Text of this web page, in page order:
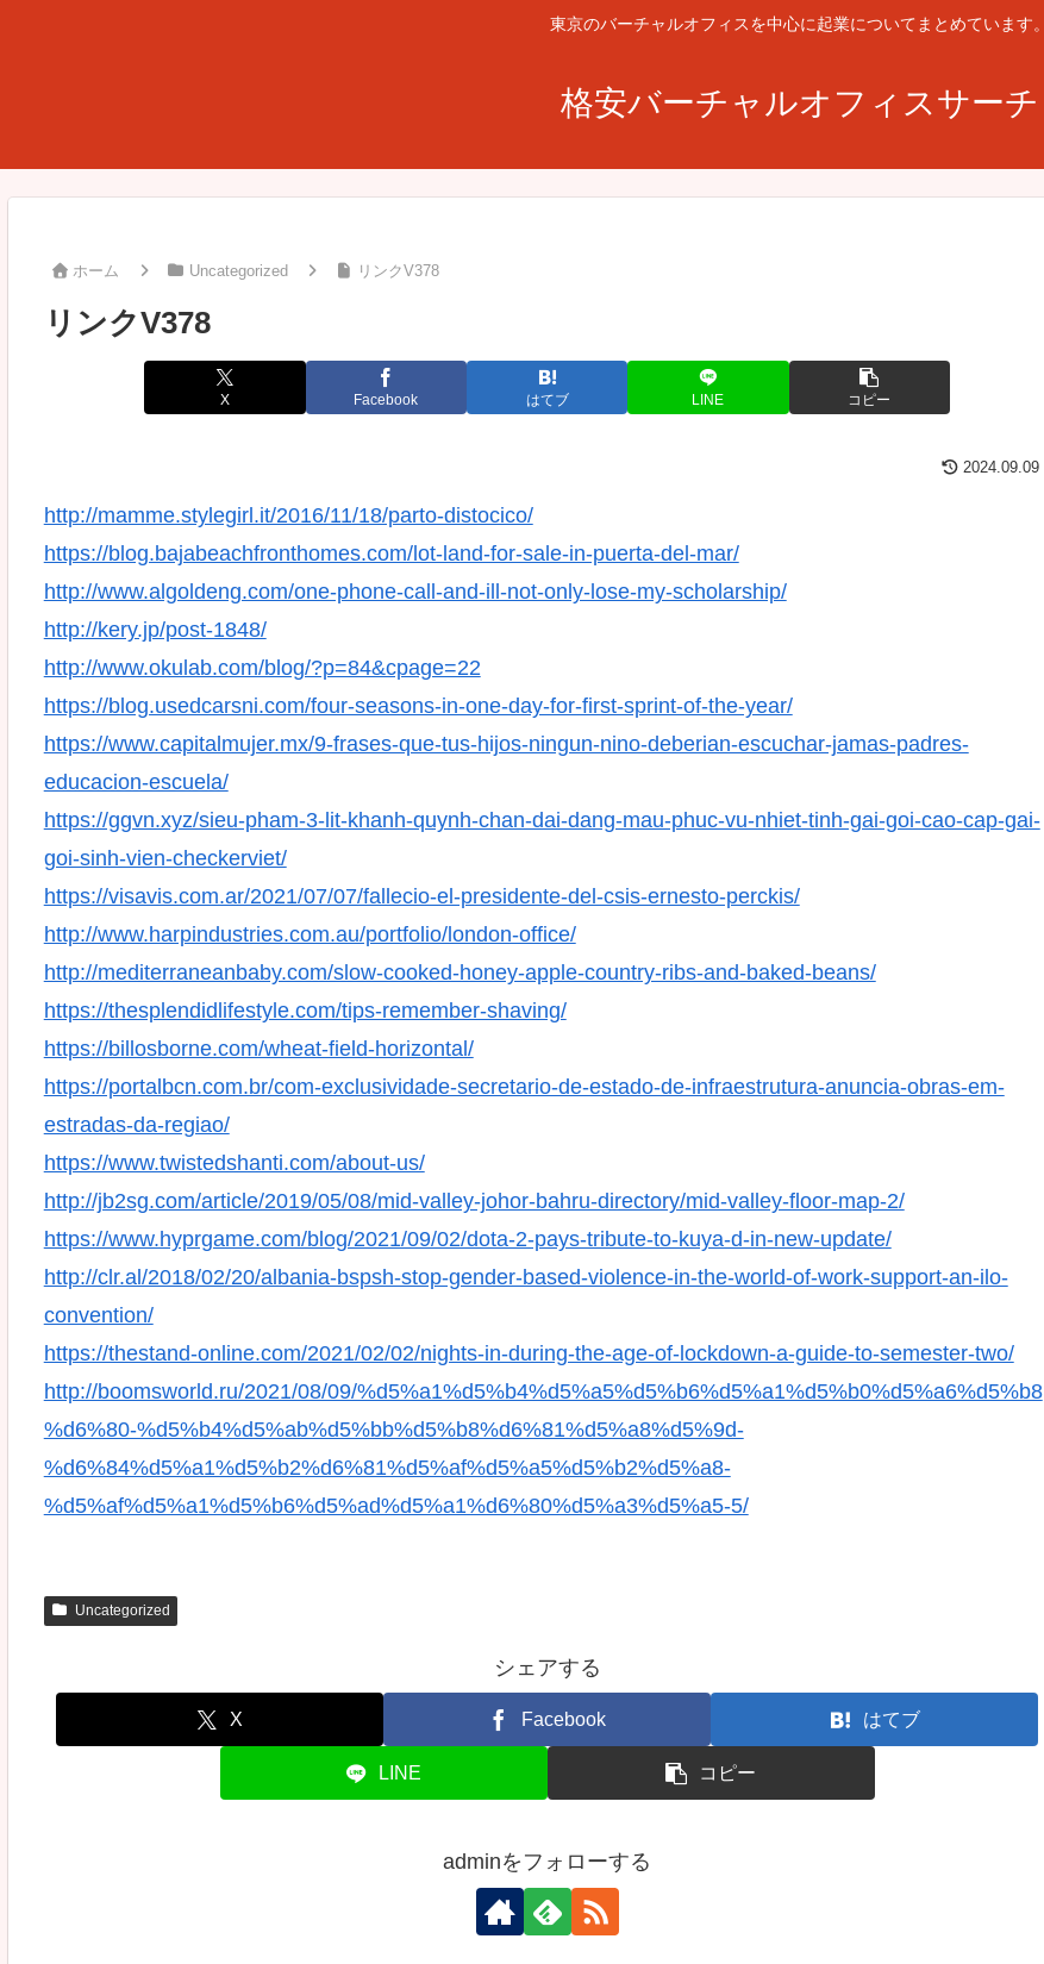
東京のバーチャルオフィスを中心に起業についてまとめています。
格安バーチャルオフィスサーチ
ホーム Uncategorized リンクV378
リンクV378
X Facebook はてブ LINE コピー
2024.09.09
http://mamme.stylegirl.it/2016/11/18/parto-distocico/
https://blog.bajabeachfronthomes.com/lot-land-for-sale-in-puerta-del-mar/
http://www.algoldeng.com/one-phone-call-and-ill-not-only-lose-my-scholarship/
http://kery.jp/post-1848/
http://www.okulab.com/blog/?p=84&cpage=22
https://blog.usedcarsni.com/four-seasons-in-one-day-for-first-sprint-of-the-year/
https://www.capitalmujer.mx/9-frases-que-tus-hijos-ningun-nino-deberian-escuchar-jamas-padres-
educacion-escuela/
https://ggvn.xyz/sieu-pham-3-lit-khanh-quynh-chan-dai-dang-mau-phuc-vu-nhiet-tinh-gai-goi-cao-cap-gai-
goi-sinh-vien-checkerviet/
https://visavis.com.ar/2021/07/07/fallecio-el-presidente-del-csis-ernesto-perckis/
http://www.harpindustries.com.au/portfolio/london-office/
http://mediterraneanbaby.com/slow-cooked-honey-apple-country-ribs-and-baked-beans/
https://thesplendidlifestyle.com/tips-remember-shaving/
https://billosborne.com/wheat-field-horizontal/
https://portalbcn.com.br/com-exclusividade-secretario-de-estado-de-infraestrutura-anuncia-obras-em-
estradas-da-regiao/
https://www.twistedshanti.com/about-us/
http://jb2sg.com/article/2019/05/08/mid-valley-johor-bahru-directory/mid-valley-floor-map-2/
https://www.hyprgame.com/blog/2021/09/02/dota-2-pays-tribute-to-kuya-d-in-new-update/
http://clr.al/2018/02/20/albania-bspsh-stop-gender-based-violence-in-the-world-of-work-support-an-ilo-
convention/
https://thestand-online.com/2021/02/02/nights-in-during-the-age-of-lockdown-a-guide-to-semester-two/
http://boomsworld.ru/2021/08/09/%d5%a1%d5%b4%d5%a5%d5%b6%d5%a1%d5%b0%d5%a6%d5%b8
%d6%80-%d5%b4%d5%ab%d5%bb%d5%b8%d6%81%d5%a8%d5%9d-
%d6%84%d5%a1%d5%b2%d6%81%d5%af%d5%a5%d5%b2%d5%a8-
%d5%af%d5%a1%d5%b6%d5%ad%d5%a1%d6%80%d5%a3%d5%a5-5/
Uncategorized
シェアする
X Facebook はてブ
LINE コピー
adminをフォローする